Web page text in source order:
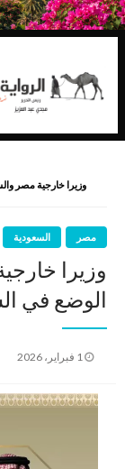
نروي لتعرف
وزيرا خارجية مصر
السعودية مصر
وزيرا
الوضع في
نُشر1 فبراير، 2026